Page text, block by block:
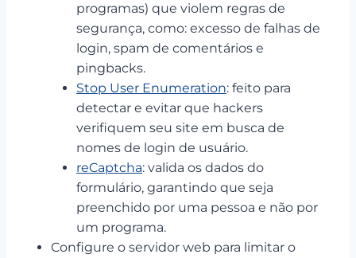
programas) que violem regras de
segurança, como: excesso de falhas de
login, spam de comentários e
pingbacks.
Stop User Enumeration: feito para
detectar e evitar que hackers
verifiquem seu site em busca de
nomes de login de usuário.
reCaptcha: valida os dados do
formulário, garantindo que seja
preenchido por uma pessoa e não por
um programa.
Configure o servidor web para limitar o